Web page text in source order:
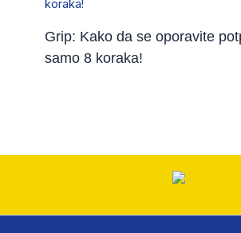
Grip: Kako da se oporavite
samo 8 koraka!